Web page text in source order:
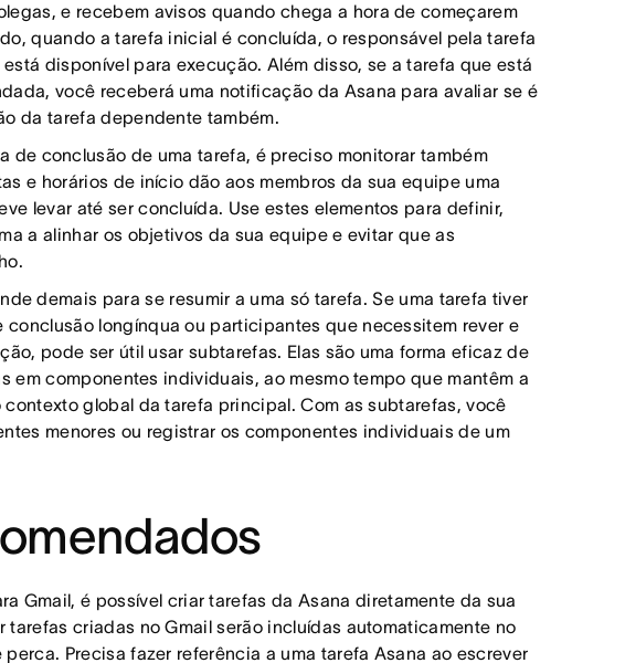
e recebem avisos quando chega a hora de começarem
quando a tarefa inicial é concluída, o responsável pela tarefa
disponível para execução. Além disso, se a tarefa que está
você receberá uma notificação da Asana para avaliar se é
da tarefa dependente também.
de conclusão de uma tarefa, é preciso monitorar também
e horários de início dão aos membros da sua equipe uma
levar até ser concluída. Use estes elementos para definir,
a alinhar os objetivos da sua equipe e evitar que as
demais para se resumir a uma só tarefa. Se uma tarefa tiver
conclusão longínqua ou participantes que necessitem rever e
pode ser útil usar subtarefas. Elas são uma forma eficaz de
em componentes individuais, ao mesmo tempo que mantêm a
global da tarefa principal. Com as subtarefas, você
menores ou registrar os componentes individuais de um
Gmail, é possível criar tarefas da Asana diretamente da sua
criadas no Gmail serão incluídas automaticamente no
Precisa fazer referência a uma tarefa Asana ao escrever